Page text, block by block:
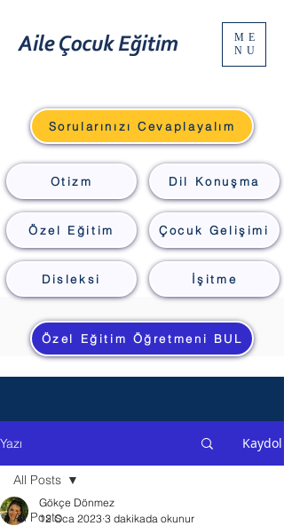
ME
NU
Özel Eğitim Öğretmeni BUL
Sorularınızı Cevaplayalım
Dil Konuşma
Özel Eğitim
Disleksi İşitme
Çocuk Gelişimi
Otizm
Yazı Kaydol
All Posts
All Posts
Gökçe Dönmez
12 Oca 2023 3 dakikada okunur